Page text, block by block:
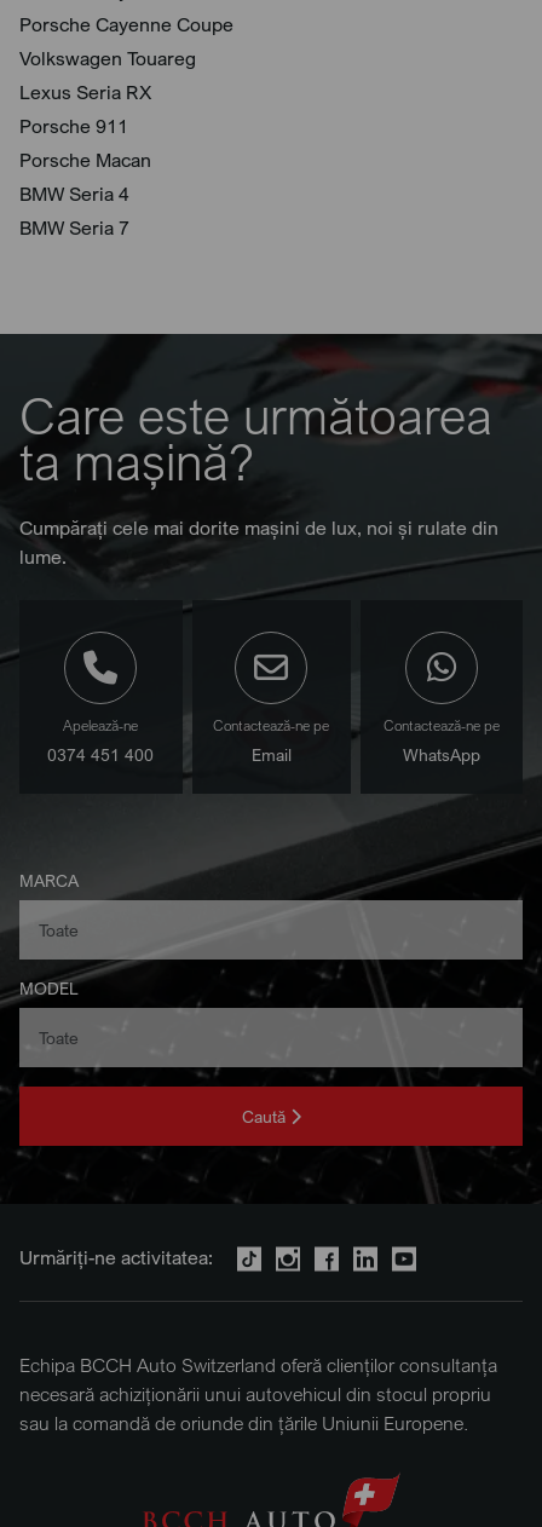
Porsche Cayenne Coupe
Volkswagen Touareg
Lexus Seria RX
Porsche 911
Porsche Macan
BMW Seria 4
BMW Seria 7
Care este următoarea
ta mașină?
Cumpărați cele mai dorite mașini de lux, noi și rulate din
lume.
Apelează-ne
0374 451 400
Contactează-ne pe
Email
Contactează-ne pe
WhatsApp
MARCA
MODEL
Caută
Urmăriți-ne activitatea:
Echipa BCCH Auto Switzerland oferă clienților consultanța
necesară achiziționării unui autovehicul din stocul propriu
sau la comandă de oriunde din țările Uniunii Europene.